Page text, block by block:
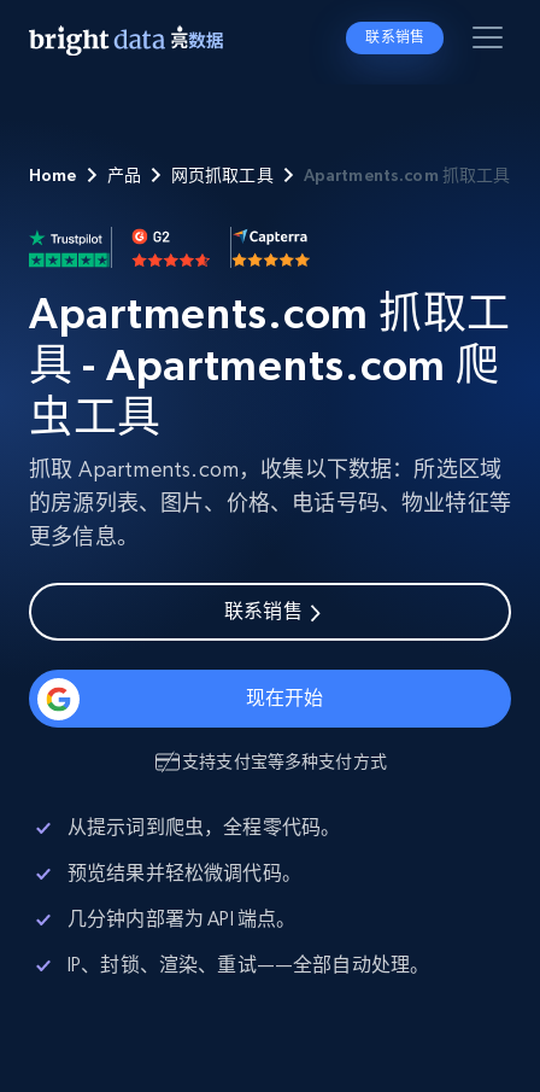
联系销售
Home 产品 网页抓取工具 Apartments.com 抓取工具
Apartments.com 抓取工
具 - Apartments.com 爬
虫工具
抓取 Apartments.com，收集以下数据：所选区域
的房源列表、图片、价格、电话号码、物业特征等
更多信息。
联系销售
现在开始
支持支付宝等多种支付方式
从提示词到爬虫，全程零代码。
预览结果并轻松微调代码。
几分钟内部署为 API 端点。
IP、封锁、渲染、重试——全部自动处理。